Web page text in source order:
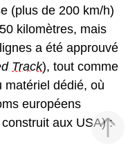
(plus de 200 km/h)
kilomètres, mais
a été approuvé
Track), tout comme
matériel dédié, où
européens
aux USA) :